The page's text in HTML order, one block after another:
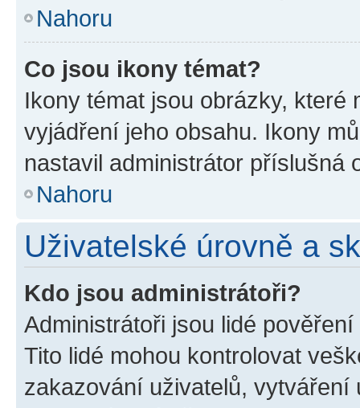
Nahoru
Co jsou ikony témat?
Ikony témat jsou obrázky,
vyjádření jeho obsahu. Ikony
nastavil administrátor příslušná
Nahoru
Uživatelské úrovně a
Kdo jsou administrátoři?
Administrátoři jsou lidé
Tito lidé mohou kontrolovat
zakazování uživatelů,